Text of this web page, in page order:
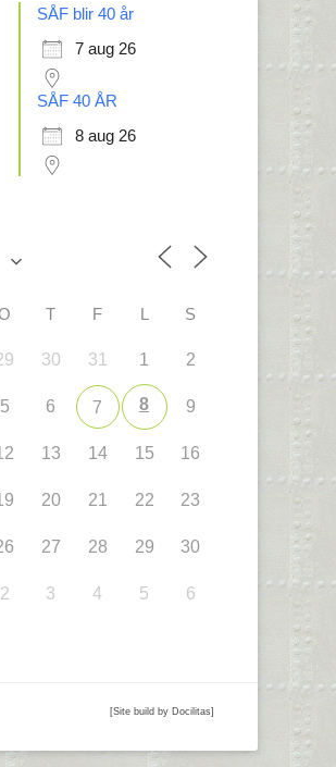
SÅF blir 40 år
7 aug 26
SÅF 40 ÅR
8 aug 26
T F L S
30 31 1 2
5 6 7 8 9
13 14 15 16
20 21 22 23
27 28 29 30
2 3 4 5 6
[Site build by Docilitas]